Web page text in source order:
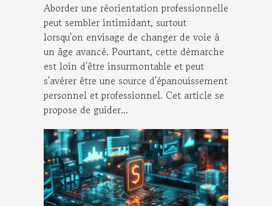
Aborder une réorientation professionnelle
peut sembler intimidant, surtout
lorsqu'on envisage de changer de voie à
un âge avancé. Pourtant, cette démarche
est loin d'être insurmontable et peut
s'avérer être une source d'épanouissement
personnel et professionnel. Cet article se
propose de guider...